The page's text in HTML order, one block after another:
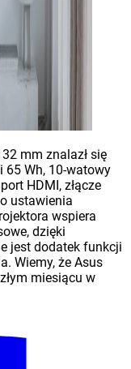
mm znalazł się
Wh, 10-watowy
HDMI, złącze
ustawienia
wspiera
dzięki
jest dodatek funkcji
Wiemy, że Asus
miesiącu w